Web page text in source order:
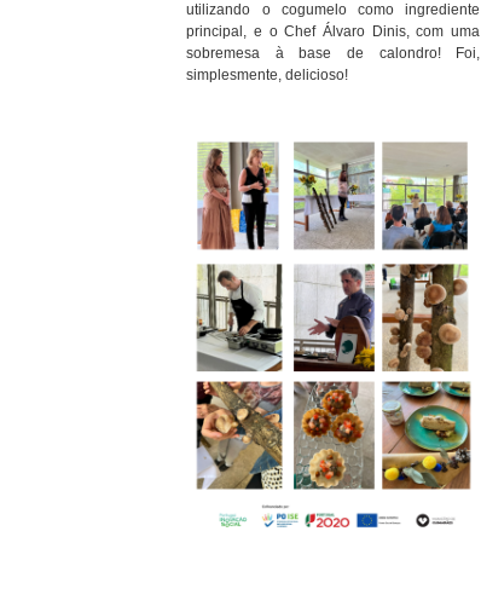
utilizando o cogumelo como ingrediente
principal, e o Chef Álvaro Dinis, com uma
sobremesa à base de calondro! Foi,
simplesmente, delicioso!